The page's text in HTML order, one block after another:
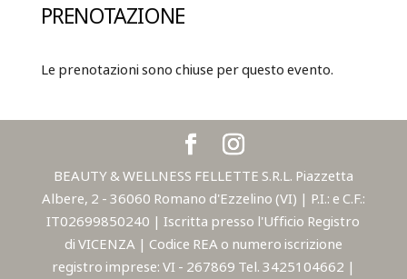
PRENOTAZIONE
Le prenotazioni sono chiuse per questo evento.
BEAUTY & WELLNESS FELLETTE S.R.L. Piazzetta
Albere, 2 - 36060 Romano d'Ezzelino (VI) | P.I.: e C.F.:
IT02699850240 | Iscritta presso l'Ufficio Registro
di VICENZA | Codice REA o numero iscrizione
registro imprese: VI - 267869 Tel. 3425104662 |